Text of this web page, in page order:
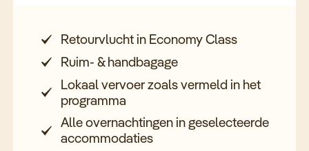
Retourvlucht in Economy Class
Ruim- & handbagage
Lokaal vervoer zoals vermeld in het
programma
Alle overnachtingen in geselecteerde
accommodaties